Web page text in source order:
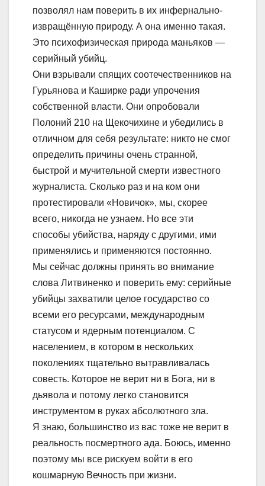
позволял нам поверить в их инфернально-
извращённую природу. А она именно такая.
Это психофизическая природа маньяков —
серийный убийц.
Они взрывали спящих соотечественников на
Гурьянова и Каширке ради упрочения
собственной власти. Они опробовали
Полоний 210 на Щекочихине и убедились в
отличном для себя результате: никто не смог
определить причины очень странной,
быстрой и мучительной смерти известного
журналиста. Сколько раз и на ком они
протестировали «Новичок», мы, скорее
всего, никогда не узнаем. Но все эти
способы убийства, наряду с другими, ими
применялись и применяются постоянно.
Мы сейчас должны принять во внимание
слова Литвиненко и поверить ему: серийные
убийцы захватили целое государство со
всеми его ресурсами, международным
статусом и ядерным потенциалом. С
населением, в котором в нескольких
поколениях тщательно вытравливалась
совесть. Которое не верит ни в Бога, ни в
дьявола и потому легко становится
инструментом в руках абсолютного зла.
Я знаю, большинство из вас тоже не верит в
реальность посмертного ада. Боюсь, именно
поэтому мы все рискуем войти в его
кошмарную Вечность при жизни.